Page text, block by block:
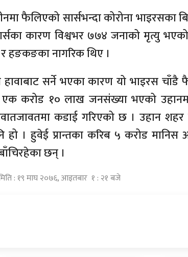
फैलिएको सार्सभन्दा कोरोना भाइरसका
कारण विश्वभर ७७४ जनाको मृत्यु
हङकङका नागरिक थिए ।
हावाबाट सर्ने भएका कारण यो भाइरस चाँडै
एक करोड १० लाख जनसंख्या भएको
कडाई गरिएको छ । उहान शहर
हो । हुवेई प्रान्तका करिब ५ करोड मानिस
छन् ।
: १९ माघ २०७६, आइतबार १ : २१ बजे